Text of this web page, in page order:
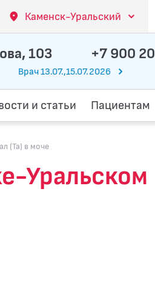
Каменск-Уральский
103 +7 900
Врач 13.07.,15.07.2026
и статьи Пациентам
(Ta) в моче
Уральском